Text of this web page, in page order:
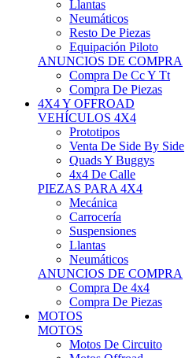
Llantas
Neumáticos
Resto De Piezas
Equipación Piloto
ANUNCIOS DE COMPRA
Compra De Cc Y Tt
Compra De Piezas
4X4 Y OFFROAD
VEHÍCULOS 4X4
Prototipos
Venta De Side By Side
Quads Y Buggys
4x4 De Calle
PIEZAS PARA 4X4
Mecánica
Carrocería
Suspensiones
Llantas
Neumáticos
ANUNCIOS DE COMPRA
Compra De 4x4
Compra De Piezas
MOTOS
MOTOS
Motos De Circuito